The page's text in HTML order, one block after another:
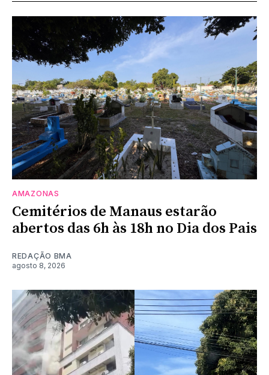
AMAZONAS
Cemitérios de Manaus estarão
abertos das 6h às 18h no Dia dos Pais
REDAÇÃO BMA
agosto 8, 2026